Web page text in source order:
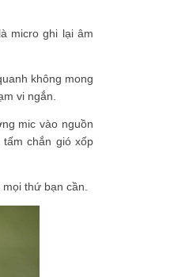
micro ghi lại âm
không mong
vi ngắn.
mic vào nguồn
chắn gió xốp
thứ bạn cần.